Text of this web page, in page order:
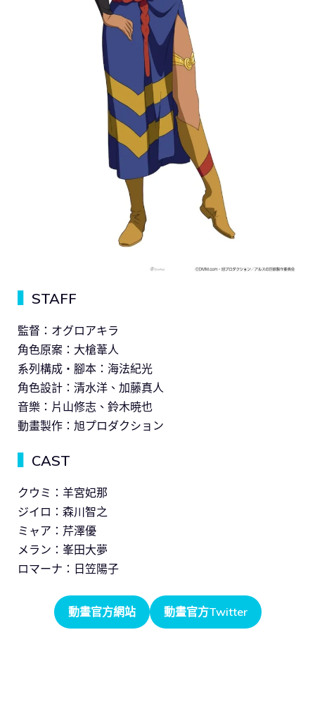
STAFF
監督：オグロアキラ
角色原案：大槍葦人
系列構成・腳本：海法紀光
角色設計：清水洋、加藤真人
音樂：片山修志、鈴木暁也
動畫製作：旭プロダクション
CAST
クウミ：羊宮妃那
ジイロ：森川智之
ミャア：芹澤優
メラン：峯田大夢
ロマーナ：日笠陽子
動畫官方網站 動畫官方Twitter